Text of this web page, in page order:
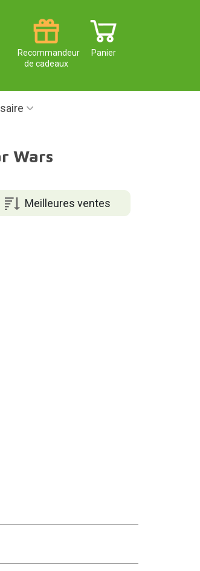
Panier
Recommandeur
de cadeaux
Wars
Meilleures ventes